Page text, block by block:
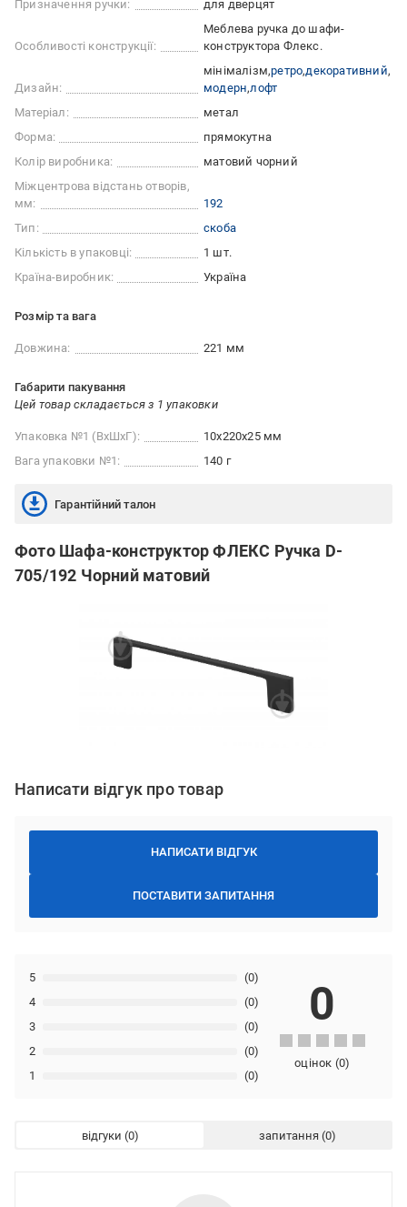
Призначення ручки: для дверцят
Особливості конструкції:
Меблева ручка до шафи-
конструктора Флекс.
Дизайн:
мінімалізм ретро декоративний
модерн лофт
Матеріал:
метал
Форма:
прямокутна
Колір виробника:
матовий чорний
Міжцентрова відстань отворів,
мм:
192
Тип:
скоба
Кількість в упаковці:
1 шт.
Країна-виробник:
Україна
Розмір та вага
Довжина: 221 мм
Габарити пакування
Цей товар складається з 1 упаковки
Упаковка №1 (ВхШхГ):
10x220x25 мм
Вага упаковки №1:
140 г
Гарантійний талон
Фото Шафа-конструктор ФЛЕКС Ручка D-
705/192 Чорний матовий
Написати відгук про товар
НАПИСАТИ ВІДГУК
ПОСТАВИТИ ЗАПИТАННЯ
1 (0)
2 (0)
3 (0)
4 (0)
5 (0)
0
оцінок (0)
відгуки запитання